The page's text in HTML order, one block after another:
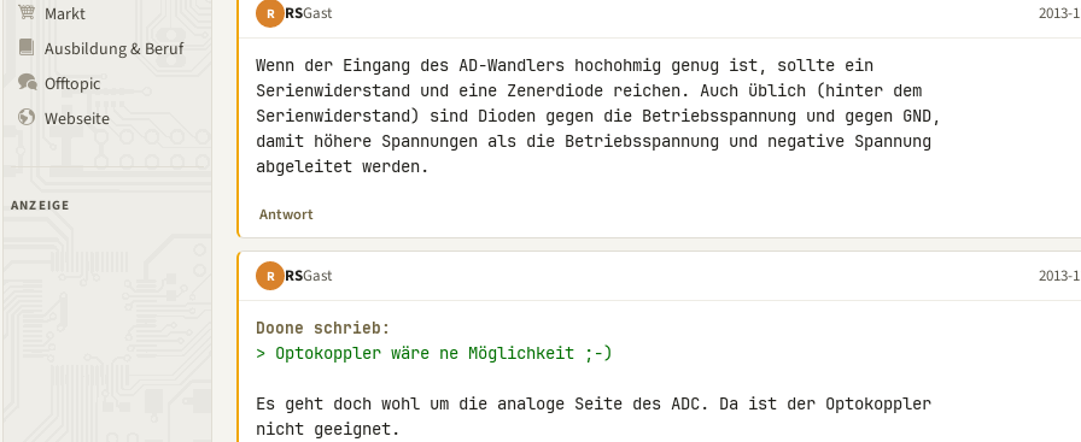
Markt
Ausbildung & Beruf
Offtopic
Webseite
ANZEIGE
R RSGast 2013-
Wenn der Eingang des AD-Wandlers hochohmig genug ist, sollte ein
Serienwiderstand und eine Zenerdiode reichen. Auch üblich (hinter dem
Serienwiderstand) sind Dioden gegen die Betriebsspannung und gegen GND,
damit höhere Spannungen als die Betriebsspannung und negative Spannung
abgeleitet werden.
Antwort
R RSGast 2013-
Doone schrieb:
> Optokoppler wäre ne Möglichkeit ;-)
Es geht doch wohl um die analoge Seite des ADC. Da ist der Optokoppler
nicht geeignet.